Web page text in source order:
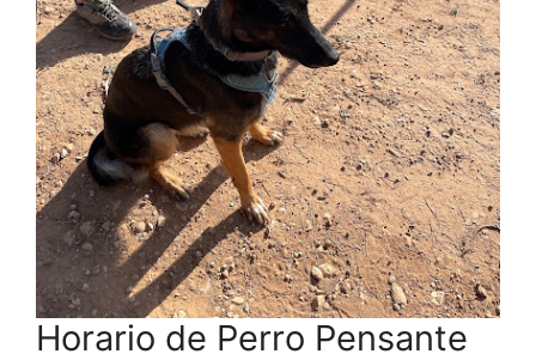
Horario de Perro Pensante